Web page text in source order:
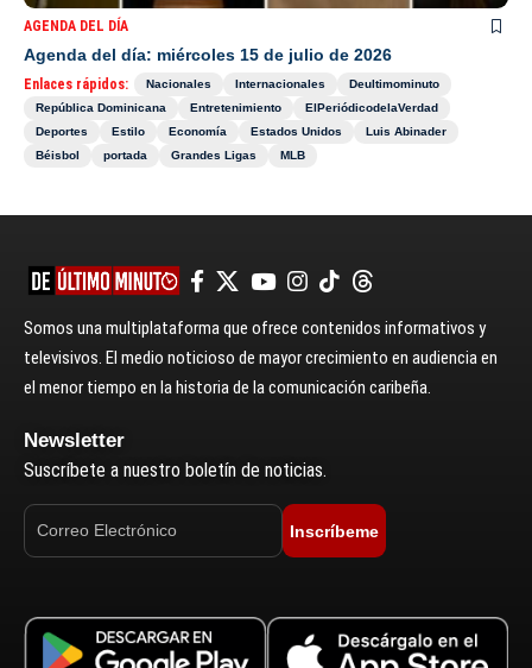
AGENDA DEL DÍA
Agenda del día: miércoles 15 de julio de 2026
Enlaces rápidos: Nacionales Internacionales
Deultimominuto
República Dominicana
Entretenimiento
ElPeriódicodelaVerdad
Deportes
Estilo Economía Estados Unidos
Luis Abinader
Béisbol
portada Grandes Ligas MLB
Somos una multiplataforma que ofrece contenidos informativos y
televisivos. El medio noticioso de mayor crecimiento en audiencia en
el menor tiempo en la historia de la comunicación caribeña.
Newsletter
Suscríbete a nuestro boletín de noticias.
Inscríbeme